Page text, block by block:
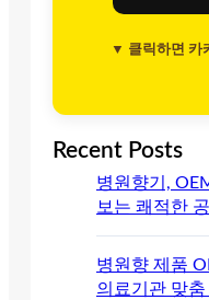
▼ 클릭하면 카
Recent Posts
병원향기,
보는 쾌적한
병원향 제품
의료기관 맞